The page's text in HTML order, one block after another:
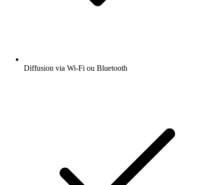
Diffusion via Wi-Fi ou Bluetooth